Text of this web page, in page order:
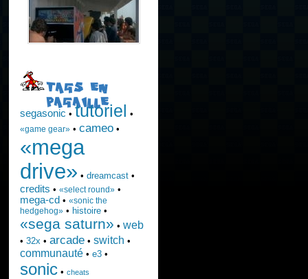
TAGS EN
PAGAILLE
segasonic • tutoriel •
«game gear»• cameo•
«mega
drive» • dreamcast•
credits • «select round»•
mega-cd • «sonic the
hedgehog»• histoire•
«sega saturn» • web
• 32x • arcade• switch •
communauté• e3•
sonic• cheats